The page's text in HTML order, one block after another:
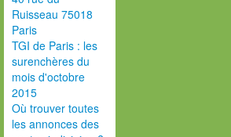
Ruisseau 75018
Paris
TGI de Paris : les
surenchères du
mois d'octobre
2015
Où trouver toutes
les annonces des